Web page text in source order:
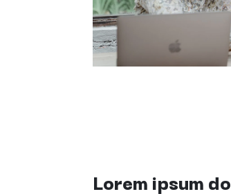
Lorem ipsum